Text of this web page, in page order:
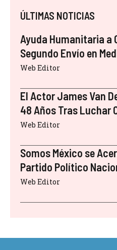
ÚLTIMAS NOTICIAS
Ayuda Humanitaria a
Segundo Envío en
Web Editor
El Actor James Van
48 Años Tras Luchar
Web Editor
Somos México se
Partido Político
Web Editor